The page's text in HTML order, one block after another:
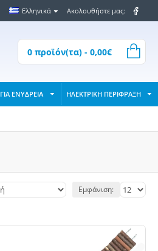
Ελληνικά Ακολουθήστε μας:
0 προϊόν(τα) - 0,00€
ΓΙΑ ΕΝΥΔΡΕΙΑ ΗΛΕΚΤΡΙΚΗ ΠΕΡΙΦΡΑΞΗ
Εμφάνιση: